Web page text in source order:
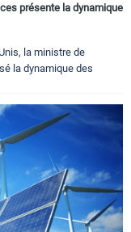
présente la dynamique
la ministre de
la dynamique des